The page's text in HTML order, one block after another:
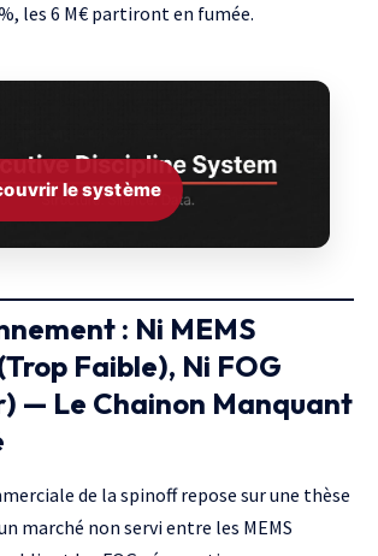
les 6 M€ partiront en fumée.
le système
: Ni MEMS
Faible), Ni FOG
— Le Chainon Manquant
de la spinoff repose sur une thèse
marché non servi entre les MEMS